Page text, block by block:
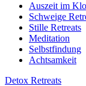
Auszeit im
Schweige
Stille Retreats
Meditation
Selbstfindung
Achtsamkeit
Detox Retreats